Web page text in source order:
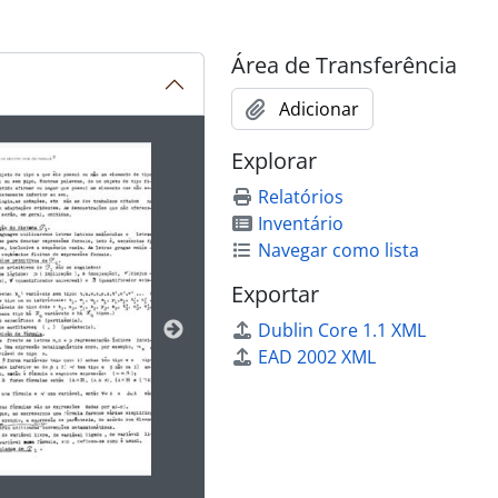
Dedutivos Inconsistentes
Calculus
Set Theory
carrossel seguinte será alterado. Clicando em
Área de Transferência
Adicionar
Explorar
Relatórios
Inventário
Navegar como lista
Exportar
Dublin Core 1.1 XML
EAD 2002 XML